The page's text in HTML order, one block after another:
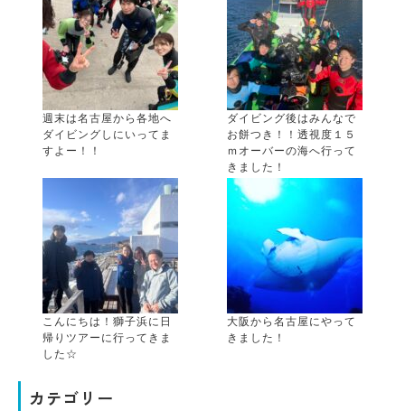
週末は名古屋から各地へ
ダイビングしにいってま
すよー！！
ダイビング後はみんなで
お餅つき！！透視度１５
ｍオーバーの海へ行って
きました！
こんにちは！獅子浜に日
帰りツアーに行ってきま
した☆
大阪から名古屋にやって
きました！
カテゴリー